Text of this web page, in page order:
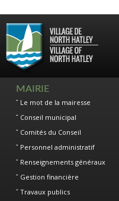
MAIRIE
Le mot de la mairesse
Conseil municipal
Comités du Conseil
Personnel administratif
Renseignements généraux
Gestion financière
Travaux publics